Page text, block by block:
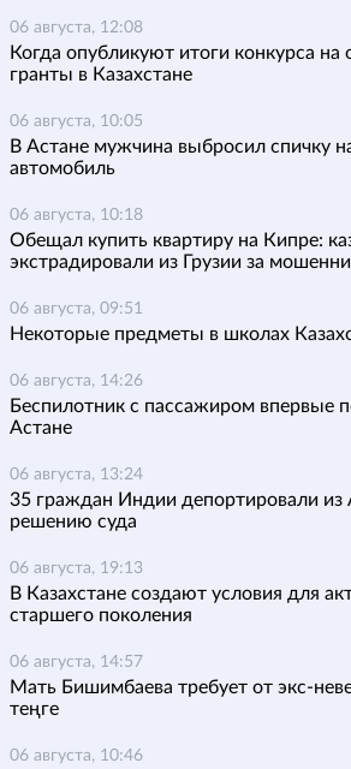
06 августа, 12:08
Когда опубликуют итоги конкурса на
гранты в Казахстане
06 августа, 10:05
В Астане мужчина выбросил спичку
автомобиль
06 августа, 10:18
Обещал купить квартиру на Кипре:
экстрадировали из Грузии за
06 августа, 09:51
Некоторые предметы в школах
06 августа, 14:26
Беспилотник с пассажиром впервые
Астане
06 августа, 13:24
35 граждан Индии депортировали
решению суда
06 августа, 19:13
В Казахстане создают условия для
старшего поколения
06 августа, 14:57
Мать Бишимбаева требует от экс-
теңге
06 августа, 10:46